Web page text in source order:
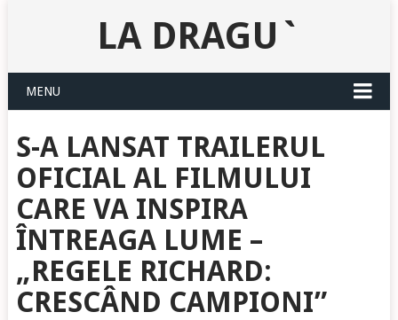
LA DRAGU`
MENU
S-A LANSAT TRAILERUL
OFICIAL AL FILMULUI
CARE VA INSPIRA
ÎNTREAGA LUME –
„REGELE RICHARD:
CRESCÂND CAMPIONI”